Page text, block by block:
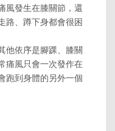
風發生在膝關節，還
路、蹲下身都會很困
他依序是腳踝、膝關
痛風只會一次發作在
跑到身體的另外一個